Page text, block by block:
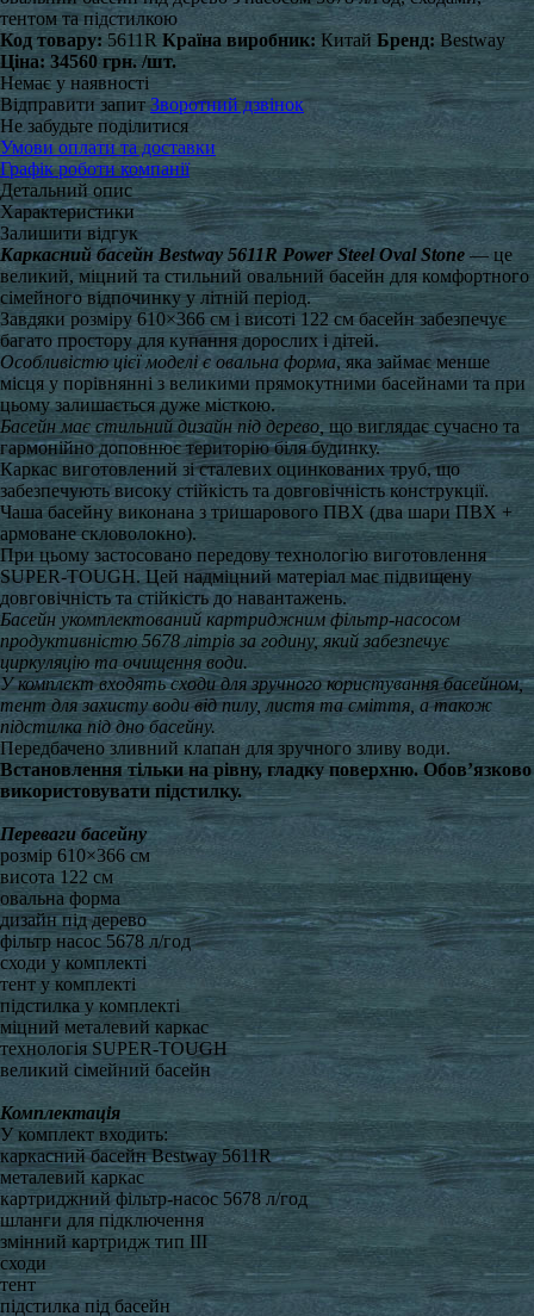
тентом та підстилкою
Код товару:5611R Країна виробник: Китай Бренд: Bestway
Ціна: 34560 грн./шт.
Немає у наявності
Відправити запит Зворотний дзвінок
Не забудьте поділитися
Умови оплати та доставки
Графік роботи компанії
Детальний опис
Характеристики
Залишити відгук
Каркасний басейн Bestway 5611R Power Steel Oval Stone — це
великий, міцний та стильний овальний басейн для комфортного
сімейного відпочинку у літній період.
Завдяки розміру 610×366 см і висоті 122 см басейн забезпечує
багато простору для купання дорослих і дітей.
Особливістю цієї моделі є овальна форма, яка займає менше
місця у порівнянні з великими прямокутними басейнами та при
цьому залишається дуже місткою.
Басейн має стильний дизайн під дерево,що виглядає сучасно та
гармонійно доповнює територію біля будинку.
Каркас виготовлений зі сталевих оцинкованих труб, що
забезпечують високу стійкість та довговічність конструкції.
Чаша басейну виконана з тришарового ПВХ (два шари ПВХ +
армоване скловолокно).
При цьому застосовано передову технологію виготовлення
SUPER-TOUGH. Цей надміцний матеріал має підвищену
довговічність та стійкість до навантажень.
Басейн укомплектований картриджним фільтр-насосом
продуктивністю 5678 літрів за годину, який забезпечує
циркуляцію та очищення води.
У комплект входять сходи для зручного користування басейном,
тент для захисту води від пилу, листя та сміття, а також
підстилка під дно басейну.
Передбачено зливний клапан для зручного зливу води.
Встановлення тільки на рівну, гладку поверхню. Обов’язково
використовувати підстилку.
Переваги басейну
розмір 610×366 см
висота 122 см
овальна форма
дизайн під дерево
фільтр насос 5678 л/год
сходи у комплекті
тент у комплекті
підстилка у комплекті
міцний металевий каркас
технологія SUPER-TOUGH
великий сімейний басейн
Комплектація
У комплект входить:
каркасний басейн Bestway 5611R
металевий каркас
картриджний фільтр-насос 5678 л/год
шланги для підключення
змінний картридж тип III
сходи
тент
підстилка під басейн